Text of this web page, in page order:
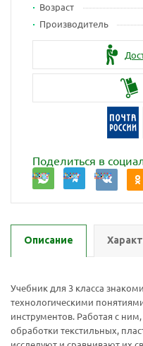
Возраст
Производитель
Поделиться в
Описание
Учебник для 3 класса
технологическими
инструментов. Работая с
обработки текстильных,